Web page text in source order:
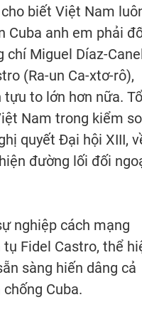
biết Việt Nam
Cuba anh em phải
Miguel Díaz-
(Ra-un Ca-xtơ-rô),
to lớn hơn nữa.
Nam trong kiểm
quyết Đại hội XIII,
đường lối đối
nghiệp cách mạng
Fidel Castro, thể
sàng hiến dâng cả
Cuba.